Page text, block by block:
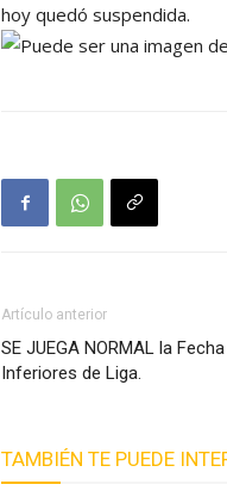
hoy quedó suspendida.
Artículo anterior
SE JUEGA NORMAL la
Inferiores de Liga.
TAMBIÉN TE PUEDE